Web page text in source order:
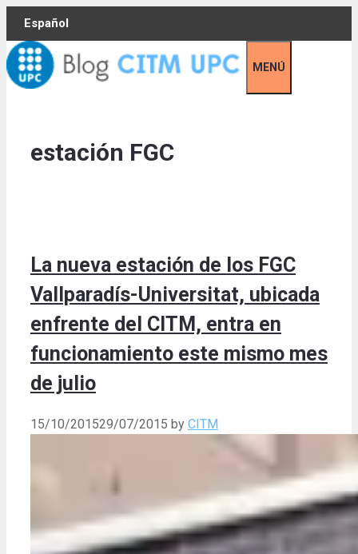
Skip
content
Español
MENÚ
estación FGC
La nueva estación de los FGC
Vallparadís-Universitat, ubicada
enfrente del CITM, entra en
funcionamiento este mismo mes
de julio
15/10/201529/07/2015 by CITM